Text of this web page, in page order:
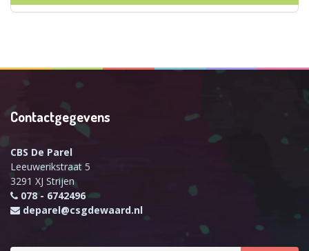
Contactgegevens
CBS De Parel
Leeuwerikstraat 5
3291 XJ Strijen
078 - 6742496
deparel@csgdewaard.nl